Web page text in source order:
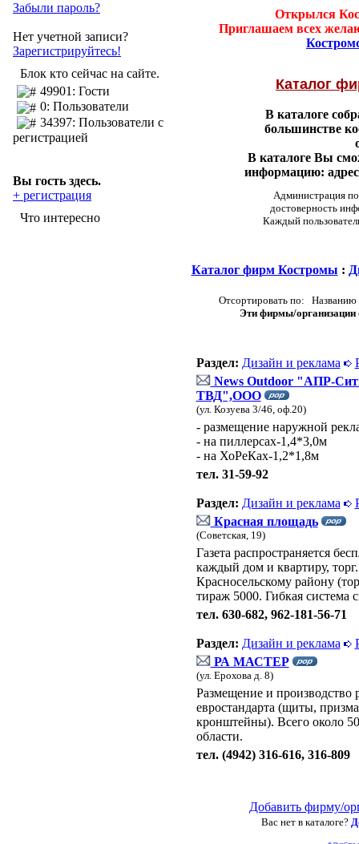
Забыли пароль?
Нет учетной записи?
Зарегистрируйтесь!
Блок кто сейчас на сайте.
49901: Гости
0: Пользователи
34397: Пользователи с
регистрацией
Вы гость здесь.
+ регистрация
Что интересно
Открылся
Приглашаем всех
Каталог
В каталоге
большинстве
В каталоге Вы
информацию:
Администрация
достоверность
Каждый
Каталог фирм Костромы :
Отсортировать по: Названию
Эти фирмы/организации
Раздел: Дизайн и реклама
News Outdoor "АПР-
ТВД",ООО
(ул. Козуева 3/46, оф.20)
- размещение наружной
- на пиллерсах-1,4*3,0м
- на ХоРеКах-1,2*1,8м
тел. 31-59-92
Раздел: Дизайн и реклама
Красная площадь
(Советская, 19)
Газета распространяется
каждый дом и квартиру,
Красносельскому району
тираж 5000. Гибкая система
тел. 630-682, 962-181-56-71
Раздел: Дизайн и реклама
РА МАСТЕР
(ул. Ерохова д. 8)
Размещение и производство
евростандарта (щиты,
кронштейны). Всего около
области.
тел. (4942) 316-616, 316-809
Добавить фирму/
Вас нет в каталоге?